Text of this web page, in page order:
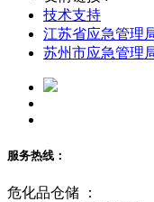
技术支持
江苏省应急管理
苏州市应急管理
服务热线：
危化品仓储 ：